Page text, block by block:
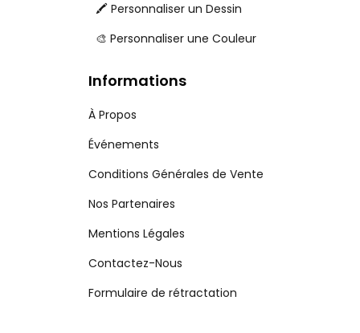
🖍️ Personnaliser un Dessin
🎨 Personnaliser une Couleur
Informations
À Propos
Événements
Conditions Générales de Vente
Nos Partenaires
Mentions Légales
Contactez-Nous
Formulaire de rétractation